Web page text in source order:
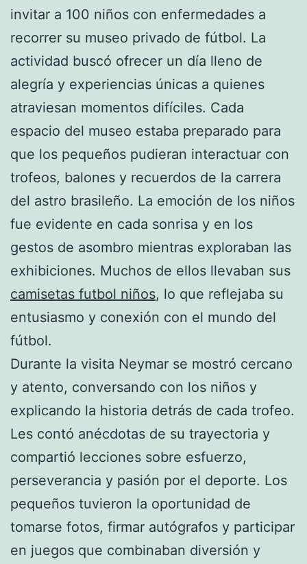
invitar a 100 niños con enfermedades a
recorrer su museo privado de fútbol. La
actividad buscó ofrecer un día lleno de
alegría y experiencias únicas a quienes
atraviesan momentos difíciles. Cada
espacio del museo estaba preparado para
que los pequeños pudieran interactuar con
trofeos, balones y recuerdos de la carrera
del astro brasileño. La emoción de los niños
fue evidente en cada sonrisa y en los
gestos de asombro mientras exploraban las
exhibiciones. Muchos de ellos llevaban sus
camisetas futbol niños, lo que reflejaba su
entusiasmo y conexión con el mundo del
fútbol.
Durante la visita Neymar se mostró cercano
y atento, conversando con los niños y
explicando la historia detrás de cada trofeo.
Les contó anécdotas de su trayectoria y
compartió lecciones sobre esfuerzo,
perseverancia y pasión por el deporte. Los
pequeños tuvieron la oportunidad de
tomarse fotos, firmar autógrafos y participar
en juegos que combinaban diversión y